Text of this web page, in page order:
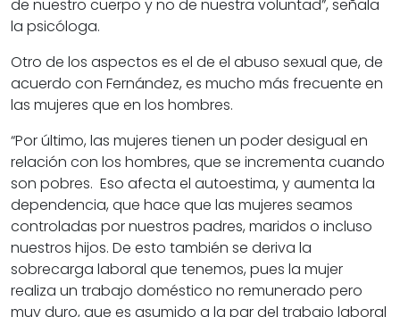
de nuestro cuerpo y no de nuestra voluntad”, señala
la psicóloga.
Otro de los aspectos es el de el abuso sexual que, de
acuerdo con Fernández, es mucho más frecuente en
las mujeres que en los hombres.
“Por último, las mujeres tienen un poder desigual en
relación con los hombres, que se incrementa cuando
son pobres. Eso afecta el autoestima, y aumenta la
dependencia, que hace que las mujeres seamos
controladas por nuestros padres, maridos o incluso
nuestros hijos. De esto también se deriva la
sobrecarga laboral que tenemos, pues la mujer
realiza un trabajo doméstico no remunerado pero
muy duro, que es asumido a la par del trabajo laboral